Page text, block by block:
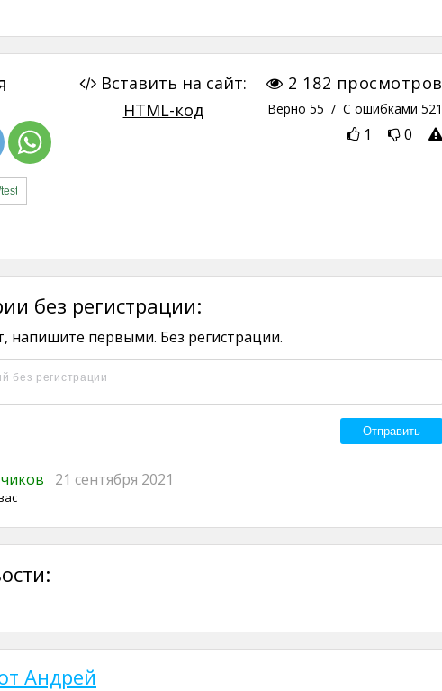
2 182 просмотров
Верно 55 / С ошибками 521
1 0
Вставить на сайт:
HTML-код
без регистрации:
напишите первыми. Без регистрации.
21 сентября 2021
Андрей